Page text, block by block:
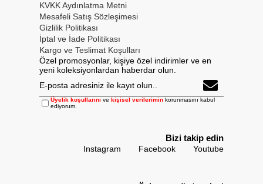
KVKK Aydınlatma Metni
Mesafeli Satış Sözleşimesi
Gizlilik Politikası
İptal ve İade Politikası
Kargo ve Teslimat Koşulları
Özel promosyonlar, kişiye özel indirimler ve en
yeni koleksiyonlardan haberdar olun.
Üyelik koşullarını ve kişisel verilerimin korunmasını kabul
ediyorum.
Bizi takip edin
Instagram Facebook Youtube